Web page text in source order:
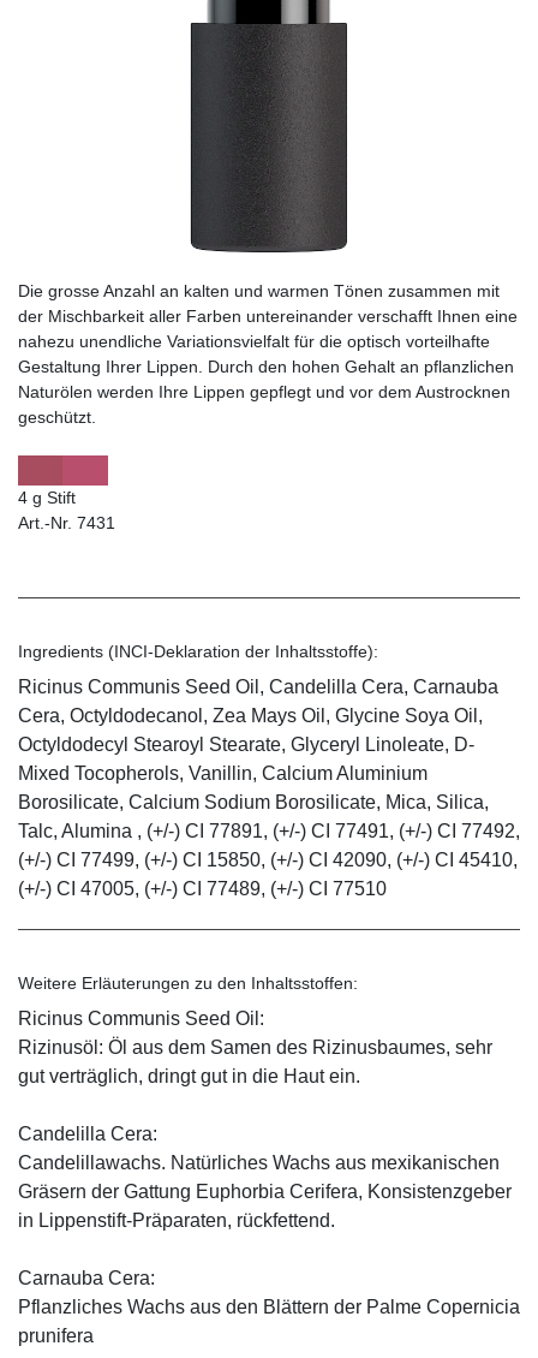
Die grosse Anzahl an kalten und warmen Tönen zusammen mit
der Mischbarkeit aller Farben untereinander verschafft Ihnen eine
nahezu unendliche Variationsvielfalt für die optisch vorteilhafte
Gestaltung Ihrer Lippen. Durch den hohen Gehalt an pflanzlichen
Naturölen werden Ihre Lippen gepflegt und vor dem Austrocknen
geschützt.
4 g Stift
Art.-Nr. 7431
Ingredients (INCI-Deklaration der Inhaltsstoffe):
Ricinus Communis Seed Oil, Candelilla Cera, Carnauba
Cera, Octyldodecanol, Zea Mays Oil, Glycine Soya Oil,
Octyldodecyl Stearoyl Stearate, Glyceryl Linoleate, D-
Mixed Tocopherols, Vanillin, Calcium Aluminium
Borosilicate, Calcium Sodium Borosilicate, Mica, Silica,
Talc, Alumina , (+/-) CI 77891, (+/-) CI 77491, (+/-) CI 77492,
(+/-) CI 77499, (+/-) CI 15850, (+/-) CI 42090, (+/-) CI 45410,
(+/-) CI 47005, (+/-) CI 77489, (+/-) CI 77510
Weitere Erläuterungen zu den Inhaltsstoffen:
Ricinus Communis Seed Oil:
Rizinusöl: Öl aus dem Samen des Rizinusbaumes, sehr
gut verträglich, dringt gut in die Haut ein.
Candelilla Cera:
Candelillawachs. Natürliches Wachs aus mexikanischen
Gräsern der Gattung Euphorbia Cerifera, Konsistenzgeber
in Lippenstift-Präparaten, rückfettend.
Carnauba Cera:
Pflanzliches Wachs aus den Blättern der Palme Copernicia
prunifera